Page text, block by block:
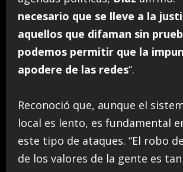
necesario que se lleve a la
aquellos que difaman sin
podemos permitir que la
apodere de las redes“.
Reconoció que, aunque el
local es lento, es fundamental
este tipo de ataques. “El robo
de los valores de la gente es